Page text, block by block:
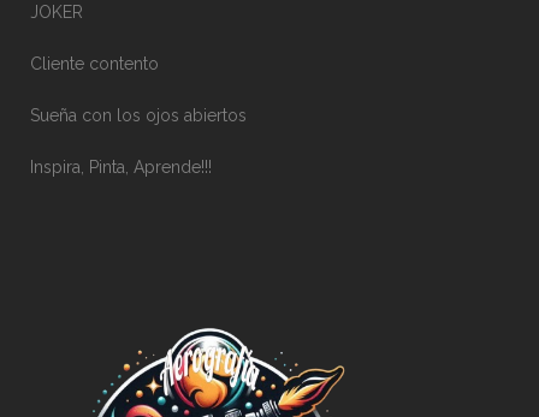
JOKER
Cliente contento
Sueña con los ojos abiertos
Inspira, Pinta, Aprende!!!